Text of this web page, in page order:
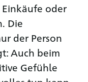
oder
Die
der Person
Auch beim
Gefühle